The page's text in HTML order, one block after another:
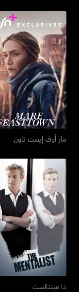
مار أوف إيست تاون
مار أوف إيست تاون
ذا مينتالست
ذا مينتالست